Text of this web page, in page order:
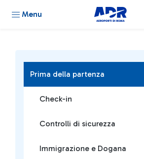
Menu
Prima della partenza
Check-in
Controlli di sicurezza
Immigrazione e Dogana